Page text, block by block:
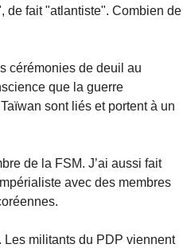
de fait "atlantiste". Combien de
cérémonies de deuil au
que la guerre
sont liés et portent à un
de la FSM. J’ai aussi fait
avec des membres
Les militants du PDP viennent